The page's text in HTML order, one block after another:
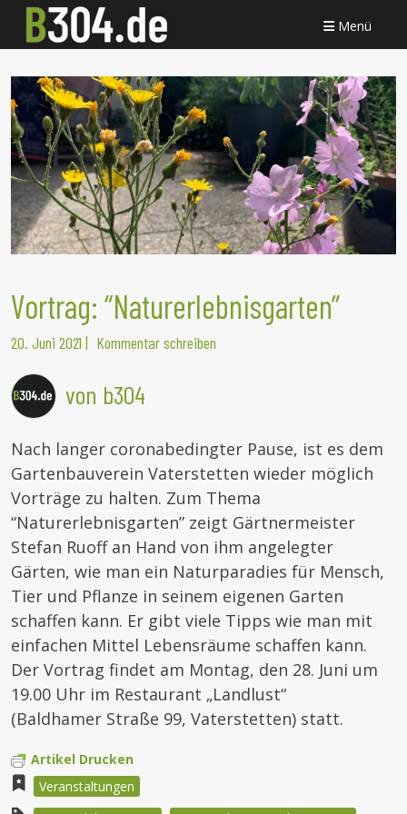
Menü
Vortrag: “Naturerlebnisgarten”
20. Juni 2021 | Kommentar schreiben
von b304
Nach langer coronabedingter Pause, ist es dem
Gartenbauverein Vaterstetten wieder möglich
Vorträge zu halten. Zum Thema
“Naturerlebnisgarten” zeigt Gärtnermeister
Stefan Ruoff an Hand von ihm angelegter
Gärten, wie man ein Naturparadies für Mensch,
Tier und Pflanze in seinem eigenen Garten
schaffen kann. Er gibt viele Tipps wie man mit
einfachen Mittel Lebensräume schaffen kann.
Der Vortrag findet am Montag, den 28. Juni um
19.00 Uhr im Restaurant „Landlust“
(Baldhamer Straße 99, Vaterstetten) statt.
Artikel Drucken
Veranstaltungen